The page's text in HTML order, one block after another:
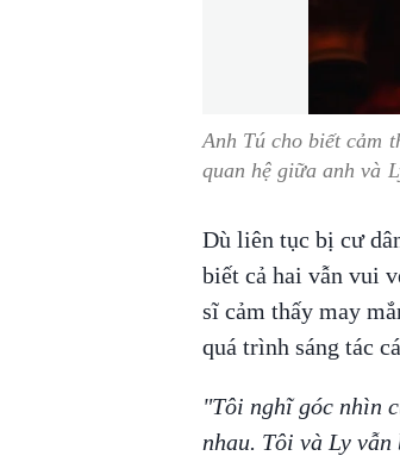
Anh Tú cho biết cảm
quan hệ giữa anh và
Dù liên tục bị cư
biết cả hai vẫn vui
sĩ cảm thấy may
quá trình sáng tác
"Tôi nghĩ góc nhìn
nhau. Tôi và Ly